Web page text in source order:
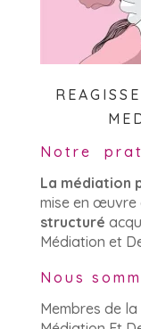
Notre
La médiation
mise en œuvre
structuré
Médiation et
Nous
Membres de